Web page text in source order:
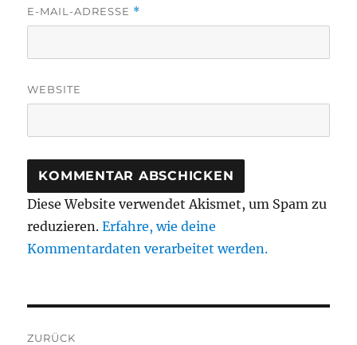
E-MAIL-ADRESSE *
WEBSITE
Diese Website verwendet Akismet, um Spam zu
reduzieren.Erfahre, wie deine
Kommentardaten verarbeitet werden.
ZURÜCK